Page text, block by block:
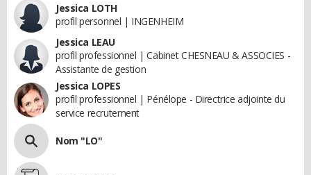
Jessica LOTH
profil personnel | INGENHEIM
Jessica LEAU
profil professionnel | Cabinet CHESNEAU & ASSOCIES -
Assistante de gestion
Jessica LOPES
profil professionnel | Pénélope - Directrice adjointe du
service recrutement
Nom "LO"